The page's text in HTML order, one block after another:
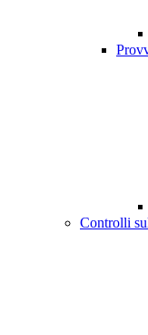
Controlli